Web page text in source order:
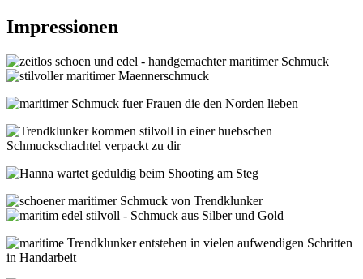
Impressionen